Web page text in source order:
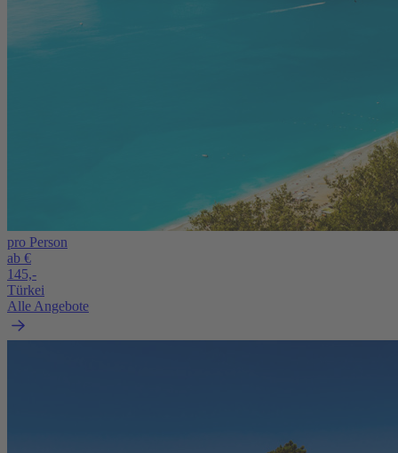
pro Person
ab €
145,-
Türkei
Alle Angebote